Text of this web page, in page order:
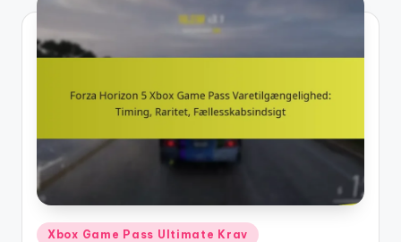
Forza Horizon 5 Xbox Game Pass
16/02/2026
Forza Horizon 5 Forzathon Shop
Forza Horizon 5 Xbox Game Pass
Posted
Xbox Game Pass Ultimate Krav